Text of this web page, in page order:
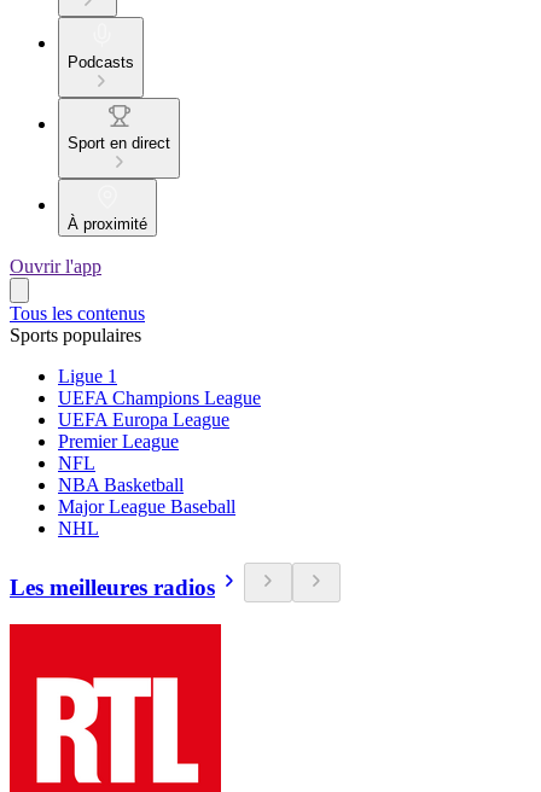
Podcasts
Sport en direct
À proximité
Ouvrir l'app
Tous les contenus
Sports populaires
Ligue 1
UEFA Champions League
UEFA Europa League
Premier League
NFL
NBA Basketball
Major League Baseball
NHL
Les meilleures radios